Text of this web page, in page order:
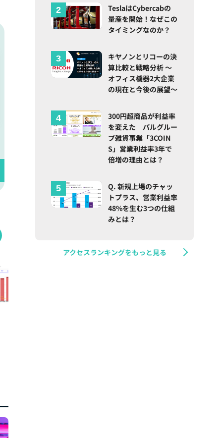
TeslaはCybercabの
量産を開始！なぜこの
タイミングなのか？
キヤノンとリコーの決
算比較と戦略分析 ～
オフィス機器2大企業
の現在と今後の展望～
300円超商品が利益率
を変えた パルグルー
プ雑貨事業「3COIN
S」営業利益率3年で
倍増の理由とは？
Q. 新規上場のチャッ
トプラス、営業利益率
48%を生む3つの仕組
みとは？
アクセスランキングをもっと見る